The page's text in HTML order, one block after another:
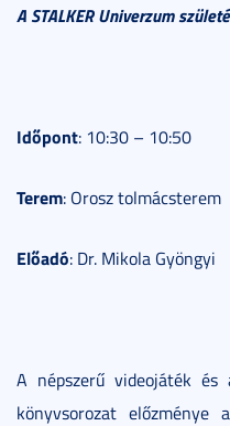
A STALKER Univerzum
Időpont: 10:30 – 10:50
Terem: Orosz tolmácsterem
Előadó: Dr. Mikola Gyöngyi
A népszerű videojáték és
könyvsorozat